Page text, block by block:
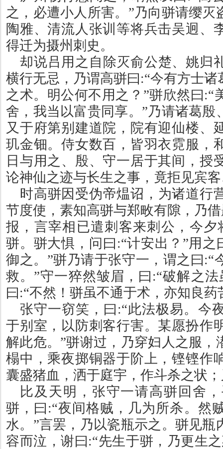
之，必遭小人所害。”乃向骈请缨
陶雅、清流人张训等将兵击吴迥、
得迁为摄州刺史。
却说吕用之自除灭俞公楚、姚归
横行无忌，乃谓高骈曰:“今有方士
之术。明公何不用之？”骈欣然曰:“
舍，我当以富贵同享。”乃请诸葛殷
又于府第别建道院，院有迎仙楼、
玑金钿。侍女数百，皆羽衣霓服，
日与用之、殷、守一居于其间，授
论神仙之迹与长生之事，竟拒见宾
时高骈因受伪帝煴诏，为诸道行
节度使，素知高骈与郑畋有隙，乃
报，言宰相已遣刺客来刺公，今
骈。骈大惧，问曰 :“计安出？”用之
御之。”骈乃请于张守一，谓之曰:“
救。”守一猝然皱眉，曰 :“破解之
曰:“不然！骈虽不通于术，亦知良药
张守一窃笑，曰 :“此法极易。今
于别室，以防刺客行害。某愿扮作
解此危。”骈谢过，乃穿妇人之服，
榻中，乘夜掷铜器于阶上，铿铿作
囊盛猪血，洒于庭宇，作斗杀之状
比及天明，张守一请高骈回舍
骈，曰 :“夜间格贼，几为所杀。然
水。”言罢，乃以瓷瓶示之。骈见
容而泣，谢曰:“先生于骈，乃更生